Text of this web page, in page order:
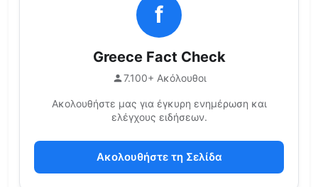
f
Greece Fact Check
7.100+ Ακόλουθοι
Ακολουθήστε μας για έγκυρη ενημέρωση και
ελέγχους ειδήσεων.
Ακολουθήστε τη Σελίδα